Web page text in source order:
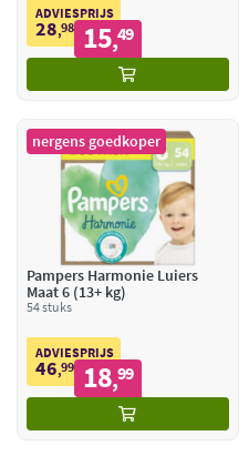
ADVIESPRIJS
28,98 15,49
nergens goedkoper
Pampers Harmonie Luiers
Maat 6 (13+ kg)
54 stuks
ADVIESPRIJS
46,99 18,99